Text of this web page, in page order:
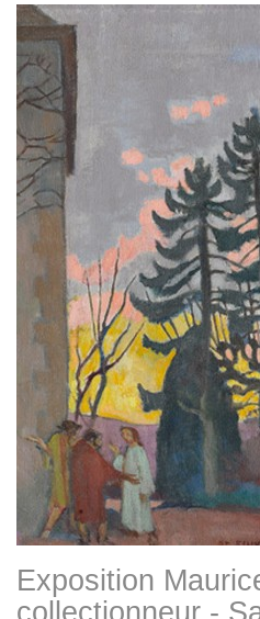
Exposition
collectionneur -